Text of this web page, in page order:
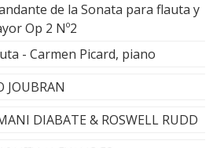
de la Sonata para flauta y
Op 2 Nº2
- Carmen Picard, piano
JOUBRAN
DIABATE & ROSWELL RUDD